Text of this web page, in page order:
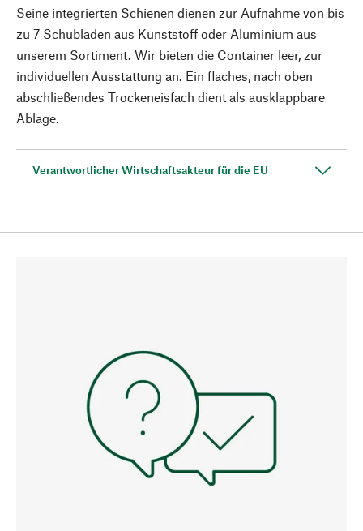
Seine integrierten Schienen dienen zur Aufnahme von bis
zu 7 Schubladen aus Kunststoff oder Aluminium aus
unserem Sortiment. Wir bieten die Container leer, zur
individuellen Ausstattung an. Ein flaches, nach oben
abschließendes Trockeneisfach dient als ausklappbare
Ablage.
Verantwortlicher Wirtschaftsakteur für die EU